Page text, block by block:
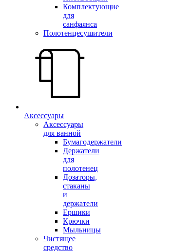
Комплектующие
для
санфаянса
Полотенцесушители
Аксессуары
Аксессуары
для ванной
Бумагодержатели
Держатели
для
полотенец
Дозаторы,
стаканы
и
держатели
Ершики
Крючки
Мыльницы
Чистящее
средство